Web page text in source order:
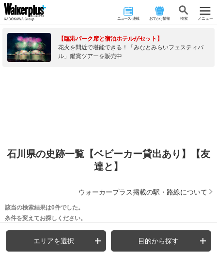
ニュース･連載 おでかけ情報 検 索 メニュー
【臨港パーク席と宿泊ホテルがセット】
花火を間近で堪能できる！「みなとみらいフェスティバ
ル」鑑賞ツアーを販売中
石川県の史跡一覧【ベビーカー貸出あり】【友
達と】
ウォーカープラス掲載の駅・路線について
該当の検索結果は0件でした。
条件を変えてお探しください。
エリアを選択 目的から探す